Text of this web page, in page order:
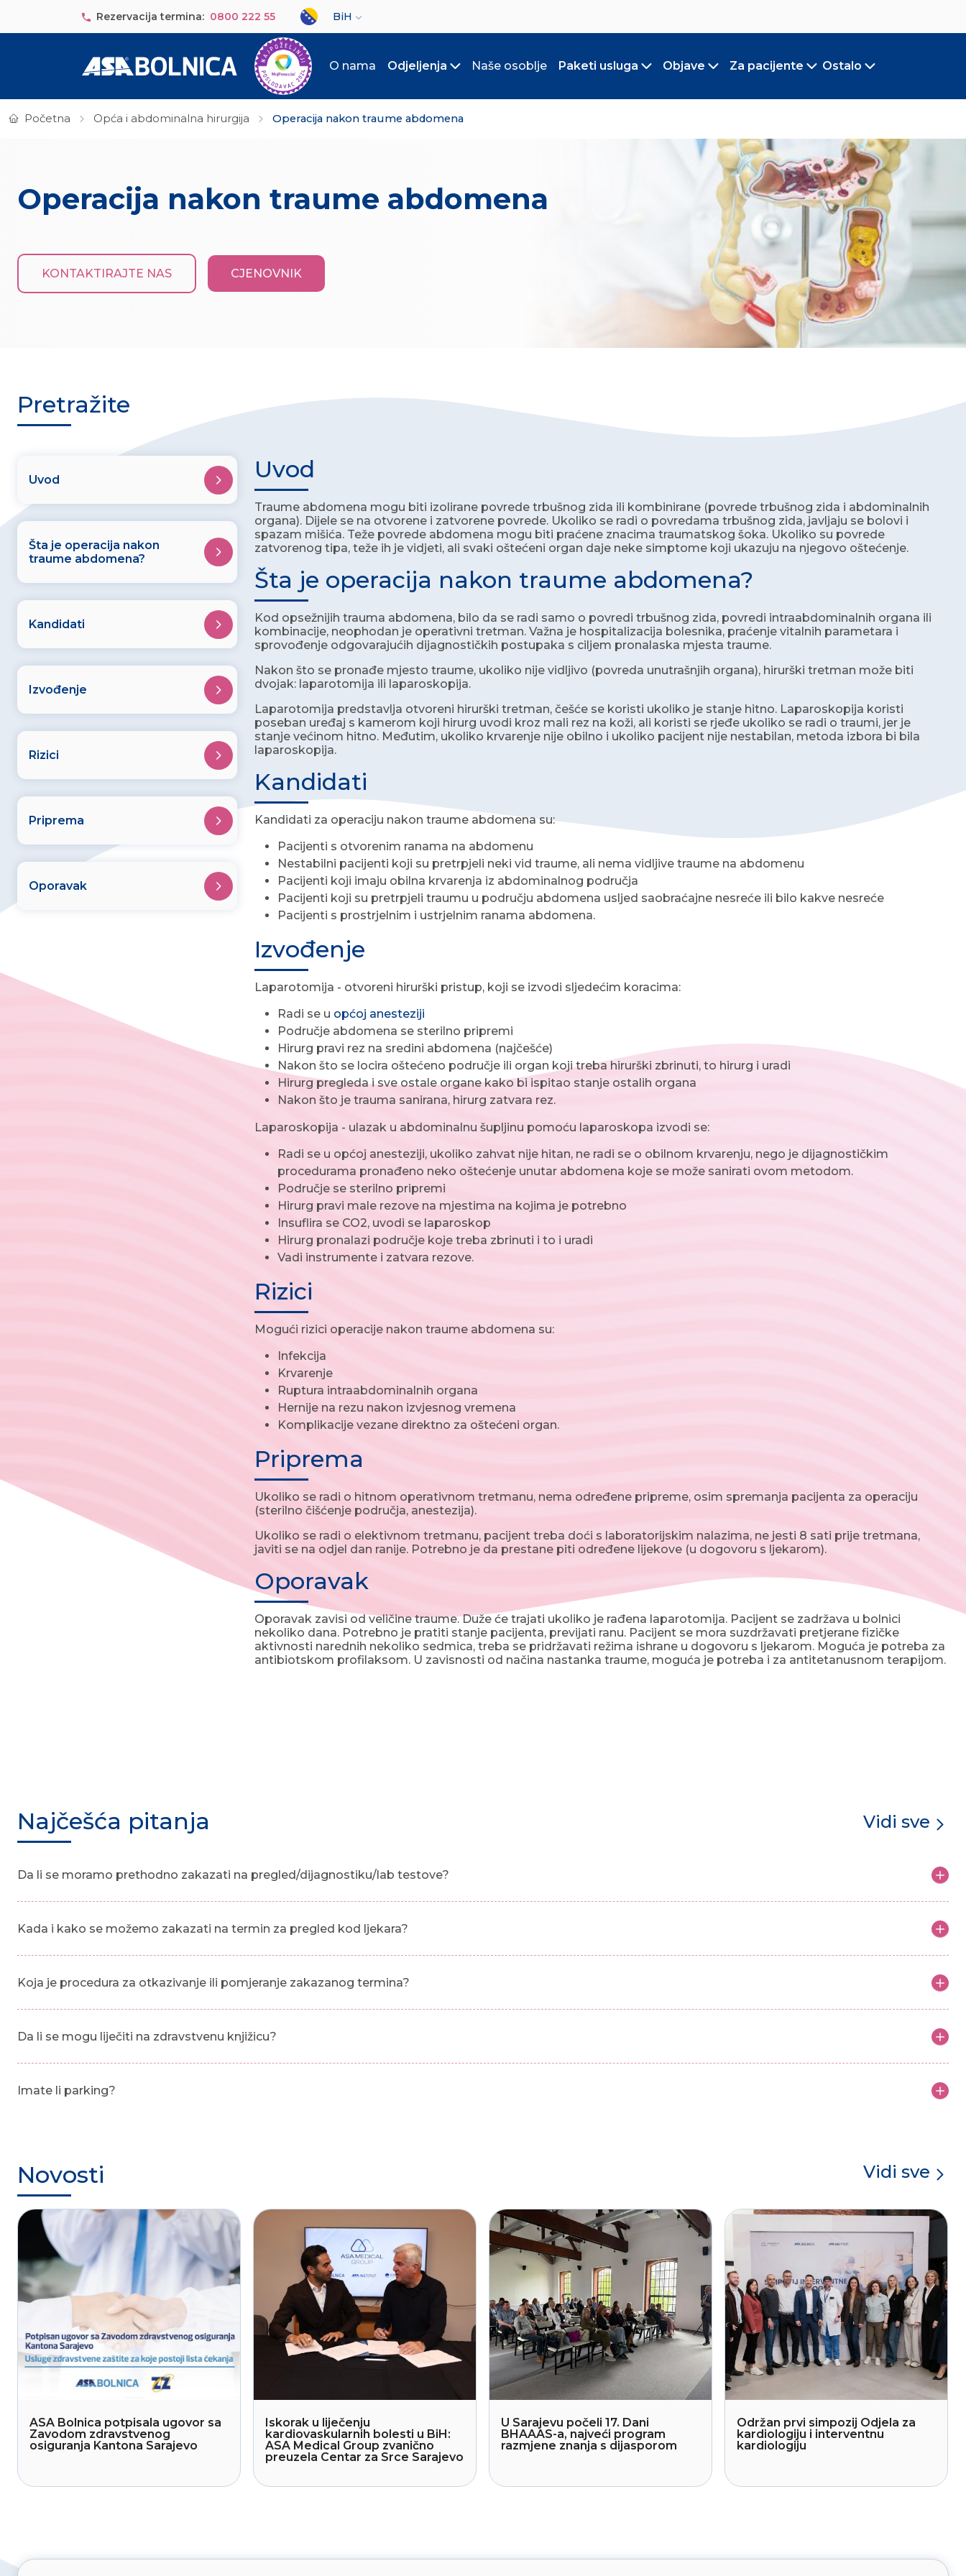
Rezervacija termina: 0800 222 55
Select your language
BiH
O nama Odjeljenja
Toggle submenu
Naše osoblje Paketi usluga
Toggle submenu
Objave
Toggle submenu
Za pacijente
Toggle submenu
Ostalo
Toggle
Početna Opća i abdominalna hirurgija Operacija nakon traume abdomena
Operacija nakon traume abdomena
KONTAKTIRAJTE NAS CJENOVNIK
Pretražite
Uvod
Šta je operacija nakon
traume abdomena?
Kandidati
Izvođenje
Rizici
Priprema
Oporavak
Uvod
Traume abdomena mogu biti izolirane povrede trbušnog zida ili kombinirane (povrede trbušnog zida i abdominalnih
organa). Dijele se na otvorene i zatvorene povrede. Ukoliko se radi o povredama trbušnog zida, javljaju se bolovi i
spazam mišića. Teže povrede abdomena mogu biti praćene znacima traumatskog šoka. Ukoliko su povrede
zatvorenog tipa, teže ih je vidjeti, ali svaki oštećeni organ daje neke simptome koji ukazuju na njegovo oštećenje.
Šta je operacija nakon traume abdomena?
Kod opsežnijih trauma abdomena, bilo da se radi samo o povredi trbušnog zida, povredi intraabdominalnih organa ili
kombinacije, neophodan je operativni tretman. Važna je hospitalizacija bolesnika, praćenje vitalnih parametara i
sprovođenje odgovarajućih dijagnostičkih postupaka s ciljem pronalaska mjesta traume.
Nakon što se pronađe mjesto traume, ukoliko nije vidljivo (povreda unutrašnjih organa), hirurški tretman može biti
dvojak: laparotomija ili laparoskopija.
Laparotomija predstavlja otvoreni hirurški tretman, češće se koristi ukoliko je stanje hitno. Laparoskopija koristi
poseban uređaj s kamerom koji hirurg uvodi kroz mali rez na koži, ali koristi se rjeđe ukoliko se radi o traumi, jer je
stanje većinom hitno. Međutim, ukoliko krvarenje nije obilno i ukoliko pacijent nije nestabilan, metoda izbora bi bila
laparoskopija.
Kandidati
Kandidati za operaciju nakon traume abdomena su:
Pacijenti s otvorenim ranama na abdomenu
Nestabilni pacijenti koji su pretrpjeli neki vid traume, ali nema vidljive traume na abdomenu
Pacijenti koji imaju obilna krvarenja iz abdominalnog područja
Pacijenti koji su pretrpjeli traumu u području abdomena usljed saobraćajne nesreće ili bilo kakve nesreće
Pacijenti s prostrjelnim i ustrjelnim ranama abdomena.
Izvođenje
Laparotomija - otvoreni hirurški pristup, koji se izvodi sljedećim koracima:
Radi se u općoj anesteziji
Područje abdomena se sterilno pripremi
Hirurg pravi rez na sredini abdomena (najčešće)
Nakon što se locira oštećeno područje ili organ koji treba hirurški zbrinuti, to hirurg i uradi
Hirurg pregleda i sve ostale organe kako bi ispitao stanje ostalih organa
Nakon što je trauma sanirana, hirurg zatvara rez.
Laparoskopija - ulazak u abdominalnu šupljinu pomoću laparoskopa izvodi se:
Radi se u općoj anesteziji, ukoliko zahvat nije hitan, ne radi se o obilnom krvarenju, nego je dijagnostičkim
procedurama pronađeno neko oštećenje unutar abdomena koje se može sanirati ovom metodom.
Područje se sterilno pripremi
Hirurg pravi male rezove na mjestima na kojima je potrebno
Insuflira se CO2, uvodi se laparoskop
Hirurg pronalazi područje koje treba zbrinuti i to i uradi
Vadi instrumente i zatvara rezove.
Rizici
Mogući rizici operacije nakon traume abdomena su:
Infekcija
Krvarenje
Ruptura intraabdominalnih organa
Hernije na rezu nakon izvjesnog vremena
Komplikacije vezane direktno za oštećeni organ.
Priprema
Ukoliko se radi o hitnom operativnom tretmanu, nema određene pripreme, osim spremanja pacijenta za operaciju
(sterilno čišćenje područja, anestezija).
Ukoliko se radi o elektivnom tretmanu, pacijent treba doći s laboratorijskim nalazima, ne jesti 8 sati prije tretmana,
javiti se na odjel dan ranije. Potrebno je da prestane piti određene lijekove (u dogovoru s ljekarom).
Oporavak
Oporavak zavisi od veličine traume. Duže će trajati ukoliko je rađena laparotomija. Pacijent se zadržava u bolnici
nekoliko dana. Potrebno je pratiti stanje pacijenta, previjati ranu. Pacijent se mora suzdržavati pretjerane fizičke
aktivnosti narednih nekoliko sedmica, treba se pridržavati režima ishrane u dogovoru s ljekarom. Moguća je potreba za
antibiotskom profilaksom. U zavisnosti od načina nastanka traume, moguća je potreba i za antitetanusnom terapijom.
Najčešća pitanja Vidi sve
Da li se moramo prethodno zakazati na pregled/dijagnostiku/lab testove?
Kada i kako se možemo zakazati na termin za pregled kod ljekara?
Koja je procedura za otkazivanje ili pomjeranje zakazanog termina?
Da li se mogu liječiti na zdravstvenu knjižicu?
Imate li parking?
Novosti Vidi sve
ASA Bolnica potpisala ugovor sa
Zavodom zdravstvenog
osiguranja Kantona Sarajevo
Iskorak u liječenju
kardiovaskularnih bolesti u BiH:
ASA Medical Group zvanično
preuzela Centar za Srce Sarajevo
U Sarajevu počeli 17. Dani
BHAAAS-a, najveći program
razmjene znanja s dijasporom
Održan prvi simpozij Odjela za
kardiologiju i interventnu
kardiologiju